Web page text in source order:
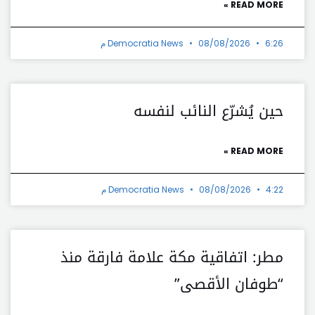
READ MORE »
Democratia News 08/08/2026 6:26 م
حين يُشرّع النائب لنفسه
READ MORE »
Democratia News 08/08/2026 4:22 م
مطر: اتفاقية مكة علامة فارقة منذ
“طوفان الأقصى”